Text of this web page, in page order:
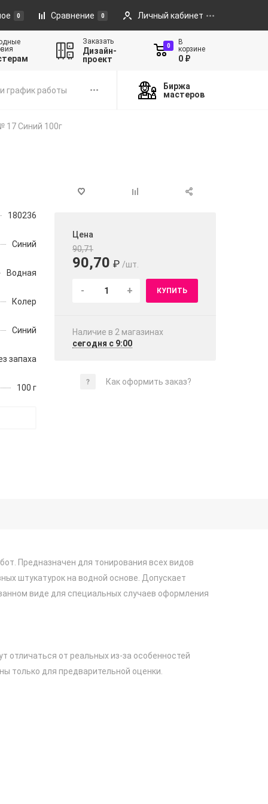
0 Сравнение 0 Личный кабинет
Заказать
Дизайн-
проект
0
В
корзине
0 ₽
график работы
Биржа
мастеров
17 Синий 100г
180236
Синий
Водная
Колер
Синий
запаха
100 г
Цена
90,71
90,70 ₽ /шт.
- + КУПИТЬ
Наличие в 2 магазинах
сегодня с 9:00
Как оформить заказ?
Предназначен для тонирования всех видов
штукатурок на водной основе. Допускает
виде для специальных случаев оформления
отличаться от реальных из-за особенностей
только для предварительной оценки.